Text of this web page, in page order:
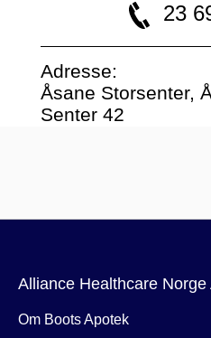
Alliance Healthcare Norge
Om Boots Apotek